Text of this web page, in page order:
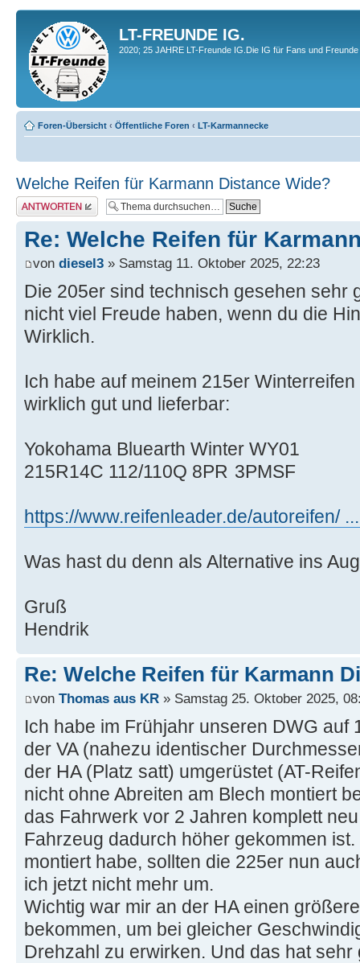
LT-FREUNDE IG.
2020; 25 JAHRE LT-Freunde IG.Die IG für Fans und
Foren-Übersicht ‹ Öffentliche Foren ‹ LT-Karmannecke
Welche Reifen für Karmann Distance Wide?
Antwort erstellen
Re: Welche Reifen für
von diesel3 » Samstag 11. Oktober 2025, 22:23
Die 205er sind technisch gesehen sehr
nicht viel Freude haben, wenn du die
Wirklich.
Ich habe auf meinem 215er
wirklich gut und lieferbar:
Yokohama Bluearth Winter WY01
215R14C 112/110Q 8PR 3PMSF
https://www.reifenleader.de/autoreifen/
Was hast du denn als Alternative ins
Gruß
Hendrik
Re: Welche Reifen für Karmann
von Thomas aus KR » Samstag 25. Oktober 2025,
Ich habe im Frühjahr unseren DWG auf
der VA (nahezu identischer
der HA (Platz satt) umgerüstet (AT-
nicht ohne Abreiten am Blech montiert
das Fahrwerk vor 2 Jahren komplett
Fahrzeug dadurch höher gekommen
montiert habe, sollten die 225er nun
ich jetzt nicht mehr um.
Wichtig war mir an der HA einen
bekommen, um bei gleicher
Drehzahl zu erwirken. Und das hat sehr